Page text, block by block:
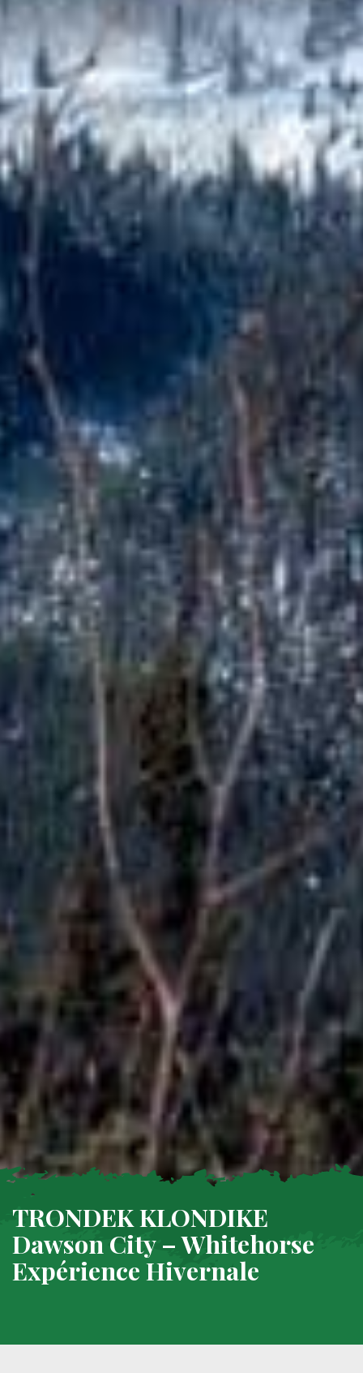
TRONDEK KLONDIKE
Dawson City – Whitehorse
Expérience Hivernale